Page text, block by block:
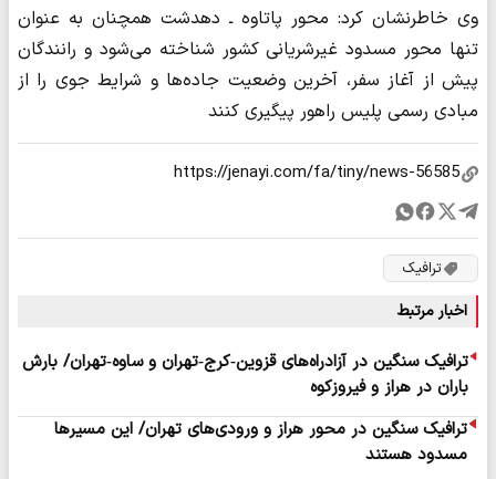
وی خاطرنشان کرد: محور پاتاوه ـ دهدشت همچنان به عنوان
تنها محور مسدود غیرشریانی کشور شناخته می‌شود و رانندگان
پیش از آغاز سفر، آخرین وضعیت جاده‌ها و شرایط جوی را از
مبادی رسمی پلیس راهور پیگیری کنند
ترافیک
اخبار مرتبط
ترافیک سنگین در آزادراه‌های قزوین‑کرج‑تهران و ساوه‑تهران/ بارش
باران در هراز و فیروزکوه
ترافیک سنگین در محور هراز و ورودی‌های تهران/ این مسیرها
مسدود هستند